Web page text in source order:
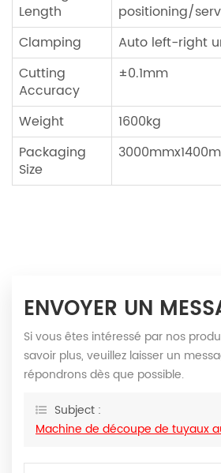
Length
positioning/
Clamping
Auto left-right
Cutting
Accuracy
±0.1mm
Weight
1600kg
Packaging
Size
ENVOYER UN
Si vous êtes intéressé par nos
savoir plus, veuillez laisser un
répondrons dès que possible.
Subject :
Machine de découpe de tuyaux